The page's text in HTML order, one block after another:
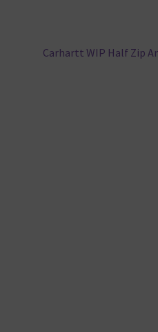
Nächster
Carhartt WIP Half Zip